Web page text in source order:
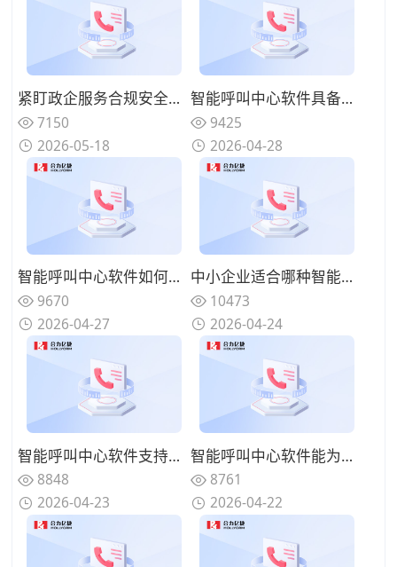
紧盯政企服务合规安全需求，2026年靠谱呼叫中心服务商精选推荐
7150
2026-05-18
智能呼叫中心软件具备哪些智能优势？对比传统客服差异
9425
2026-04-28
智能呼叫中心软件如何对接业务系统？系统集成方案说明
9670
2026-04-27
中小企业适合哪种智能呼叫中心软件？适配选型推荐
10473
2026-04-24
智能呼叫中心软件支持哪些部署方式？不同方案对比分析
8848
2026-04-23
智能呼叫中心软件能为企业带来什么？实际应用价值盘点
8761
2026-04-22